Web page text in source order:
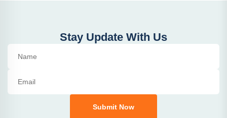
Stay Update With Us
Submit Now